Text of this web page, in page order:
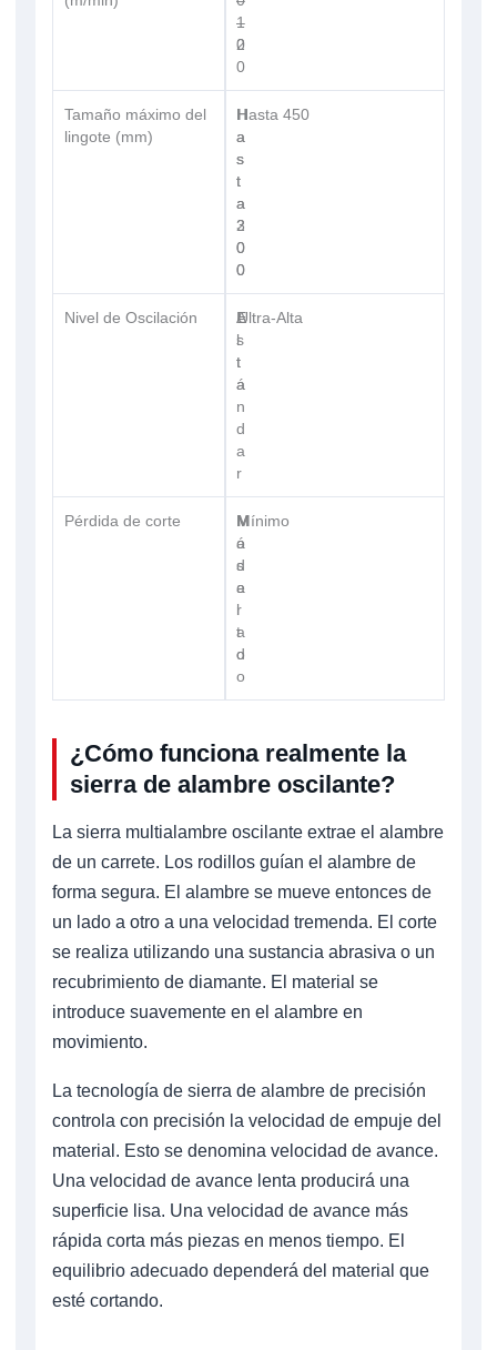
1
0
–
2
0
Tamaño máximo del
lingote (mm)
H
a
s
t
a
2
0
0
H
a
s
t
a
3
0
0
Hasta 450
Nivel de Oscilación
E
s
t
á
n
d
a
r
A
l
t
a
Ultra-Alta
Pérdida de corte
M
á
s
a
l
t
o
M
o
d
e
r
a
d
o
Mínimo
¿Cómo funciona realmente la
sierra de alambre oscilante?
La sierra multialambre oscilante extrae el alambre
de un carrete. Los rodillos guían el alambre de
forma segura. El alambre se mueve entonces de
un lado a otro a una velocidad tremenda. El corte
se realiza utilizando una sustancia abrasiva o un
recubrimiento de diamante. El material se
introduce suavemente en el alambre en
movimiento.
La tecnología de sierra de alambre de precisión
controla con precisión la velocidad de empuje del
material. Esto se denomina velocidad de avance.
Una velocidad de avance lenta producirá una
superficie lisa. Una velocidad de avance más
rápida corta más piezas en menos tiempo. El
equilibrio adecuado dependerá del material que
esté cortando.